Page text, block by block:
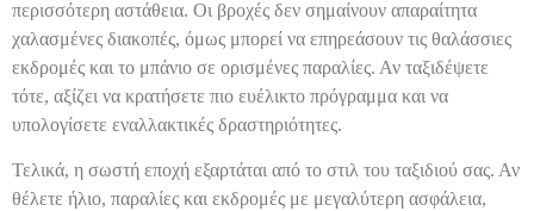
περισσότερη αστάθεια. Οι βροχές δεν σημαίνουν απαραίτητα
χαλασμένες διακοπές, όμως μπορεί να επηρεάσουν τις θαλάσσιες
εκδρομές και το μπάνιο σε ορισμένες παραλίες. Αν ταξιδέψετε
τότε, αξίζει να κρατήσετε πιο ευέλικτο πρόγραμμα και να
υπολογίσετε εναλλακτικές δραστηριότητες.
Τελικά, η σωστή εποχή εξαρτάται από το στιλ του ταξιδιού σας. Αν
θέλετε ήλιο, παραλίες και εκδρομές με μεγαλύτερη ασφάλεια,